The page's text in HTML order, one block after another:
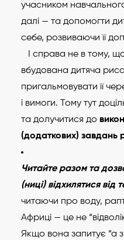
учасником
далі — та допомогти
себе, розвиваючи її
І справа не в тому,
вбудована дитяча
пригальмовувати її
і вимоги. Тому тут
та долучитися до
(додаткових) завдань
Читайте разом та
(ниці) відхилятися від
читаючи про воду,
Африці — це не
Якщо вона запитує “а